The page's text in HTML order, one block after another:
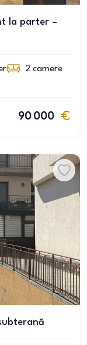
la parter –
2 camere
90 000